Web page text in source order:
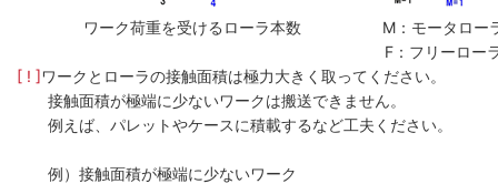
ワーク荷重を受けるローラ本数
M：モータロー
F：フリーロー
[ ! ]ワークとローラの接触面積は極力大きく取ってください。
接触面積が極端に少ないワークは搬送できません。
例えば、パレットやケースに積載するなど工夫ください。
例）接触面積が極端に少ないワーク